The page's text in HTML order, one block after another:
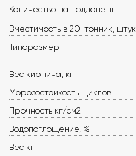
Количество на поддоне, шт
Вместимость в 20-тонник, штук
Типоразмер
Вес кирпича, кг
Морозостойкость, циклов
Прочность кг/см2
Водопоглощение, %
Вес кг